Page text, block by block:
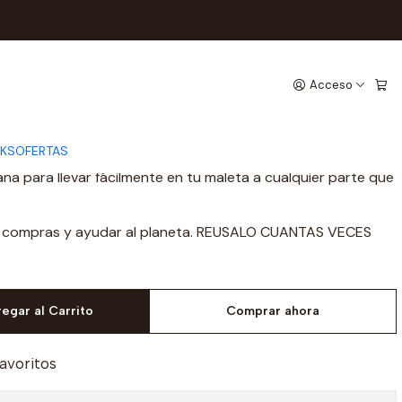
Acceso
OFERTASIdeal para llevar todas tus pertenencias a la playa.
para llevar fácilmente en tu maleta a cualquier parte que
y ayudar al planeta. REUSALO CUANTAS VECES
al Carrito Comprar ahora